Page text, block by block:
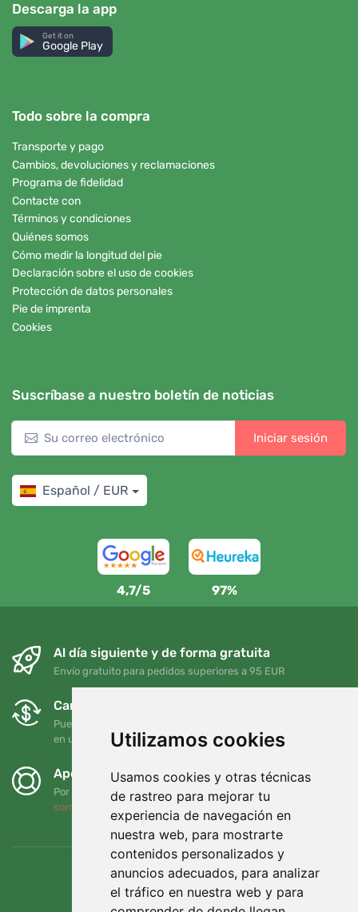
Utilizamos cookies
Usamos cookies y otras técnicas
de rastreo para mejorar tu
experiencia de navegación en
nuestra web, para mostrarte
contenidos personalizados y
anuncios adecuados, para analizar
el tráfico en nuestra web y para
Descarga la app
Get it on
Google Play
Todo sobre la compra
Transporte y pago
Cambios, devoluciones y reclamaciones
Programa de fidelidad
Contacte con
Términos y condiciones
Quiénes somos
Cómo medir la longitud del pie
Declaración sobre el uso de cookies
Protección de datos personales
Pie de imprenta
Cookies
Suscríbase a nuestro boletín de noticias
Iniciar sesión
Español / EUR
4,7/5 97%
Al día siguiente y de forma gratuita
Envío gratuito para pedidos superiores a 95 EUR
Cambios y devoluciones gratuitos
Puede devolver o cambiar su pedido en cualquier momento
en un plazo de 90 días
Apoyamos a Trees.org
Por cada pedido plantamos un árbol. Leer más
somos